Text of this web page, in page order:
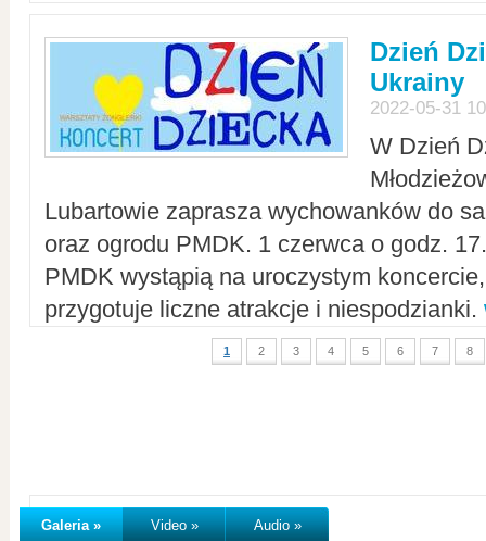
Dzień
Ukrainy
2022-05-31
W Dzień
Lubartowie zaprasza wychowanków do
oraz ogrodu PMDK. 1 czerwca o godz.
PMDK wystąpią na uroczystym
przygotuje liczne atrakcje i niespodzianki.
1 2 3 4 5 6 7 8
Galeria » Video » Audio »